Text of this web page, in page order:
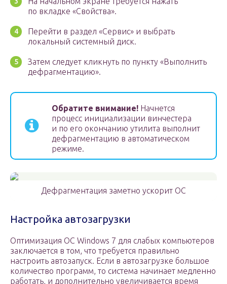
по вкладке «Свойства».
Перейти в раздел «Сервис» и выбрать
локальный системный диск.
Затем следует кликнуть по пункту «Выполнить
дефрагментацию».
Обратите внимание! Начнется
процесс инициализации винчестера
и по его окончанию утилита выполнит
дефрагментацию в автоматическом
режиме.
Дефрагментация заметно ускорит ОС
Настройка автозагрузки
Оптимизация ОС Windows 7 для слабых компьютеров
заключается в том, что требуется правильно
настроить автозапуск. Если в автозагрузке большое
количество программ, то система начинает медленно
работать, и дополнительно увеличивается время